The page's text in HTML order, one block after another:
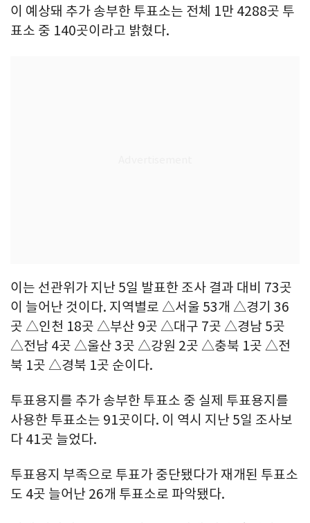
이 예상돼 추가 송부한 투표소는 전체 1만 4288곳 투
표소 중 140곳이라고 밝혔다.
이는 선관위가 지난 5일 발표한 조사 결과 대비 73곳
이 늘어난 것이다. 지역별로 △서울 53개 △경기 36
곳 △인천 18곳 △부산 9곳 △대구 7곳 △경남 5곳
△전남 4곳 △울산 3곳 △강원 2곳 △충북 1곳 △전
북 1곳 △경북 1곳 순이다.
투표용지를 추가 송부한 투표소 중 실제 투표용지를
사용한 투표소는 91곳이다. 이 역시 지난 5일 조사보
다 41곳 늘었다.
투표용지 부족으로 투표가 중단됐다가 재개된 투표소
도 4곳 늘어난 26개 투표소로 파악됐다.